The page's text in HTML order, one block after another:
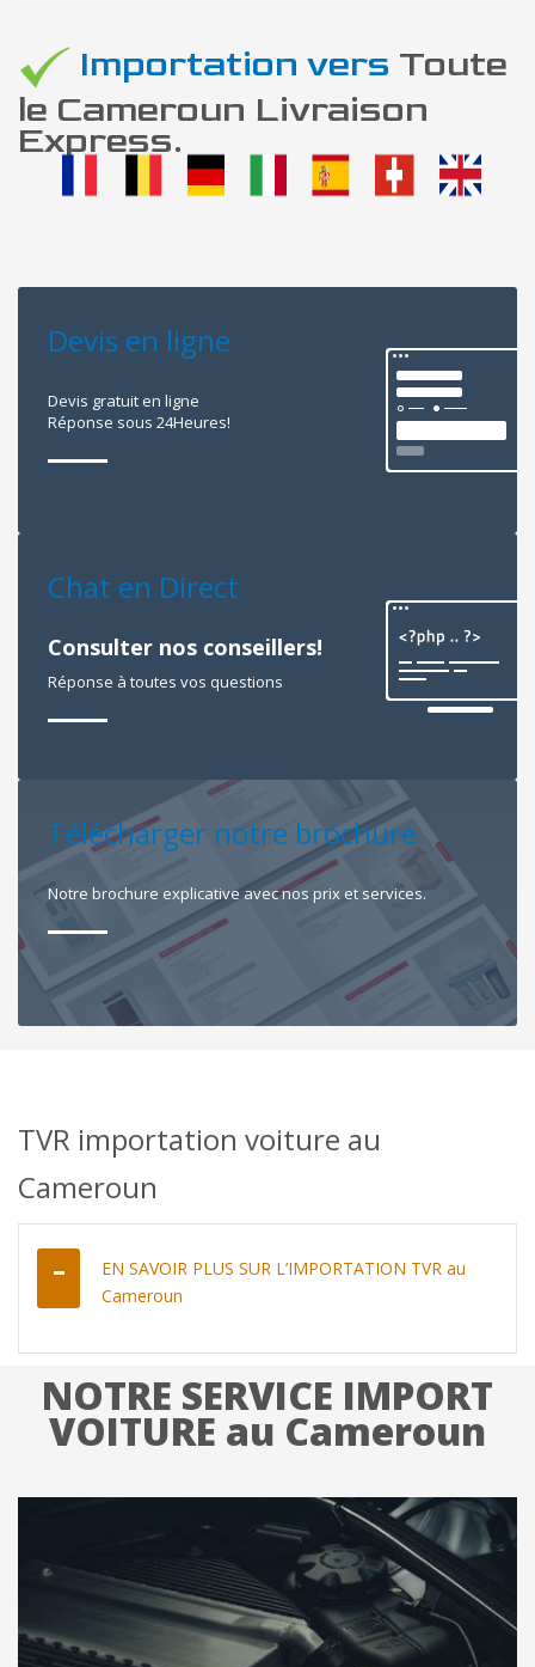
Importation vers Toute
le Cameroun Livraison
Express.
Devis en ligne
Devis gratuit en ligne
Réponse sous 24Heures!
Chat en Direct
Consulter nos conseillers!
Réponse à toutes vos questions
Télécharger notre brochure
Notre brochure explicative avec nos prix et services.
TVR importation voiture au
Cameroun
EN SAVOIR PLUS SUR L’IMPORTATION TVR au
Cameroun
NOTRE SERVICE IMPORT
VOITURE au Cameroun